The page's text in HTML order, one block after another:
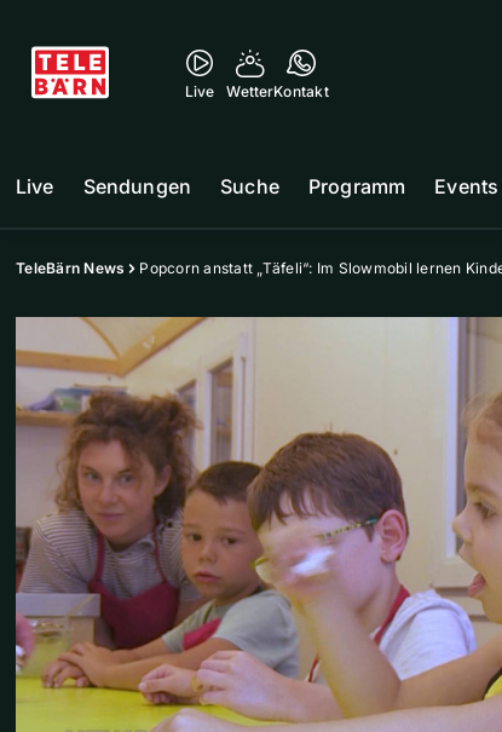
Live WetterKontakt
Live Sendungen Suche Programm Events
TeleBärn News Popcorn anstatt „Täfeli“: Im Slowmobil lernen